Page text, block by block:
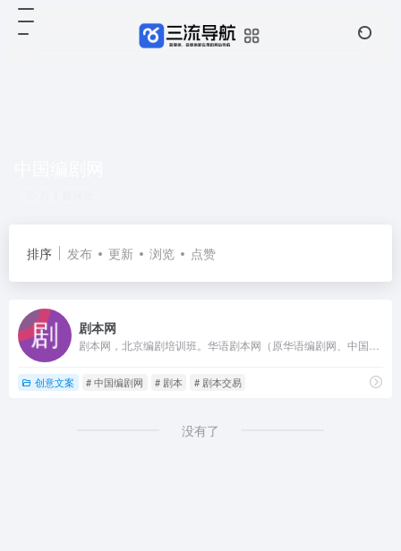
排序 发布 更新 浏览 点赞
剧本网
创意文案 # 中国编剧网 # 剧本 # 剧本交易
没有了